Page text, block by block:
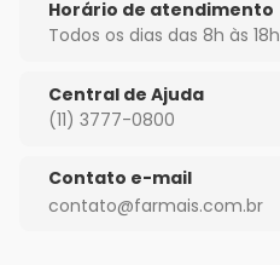
Horário de atendimento
Todos os dias das 8h às 18h
Central de Ajuda
(11) 3777-0800
Contato e-mail
contato@farmais.com.br